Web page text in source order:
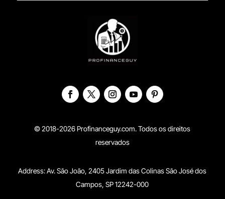
© 2018-2026 Profinanceguy.com. Todos os direitos
reservados
Address:Av. São João, 2405 Jardim das Colinas São José dos
Campos, SP 12242-000